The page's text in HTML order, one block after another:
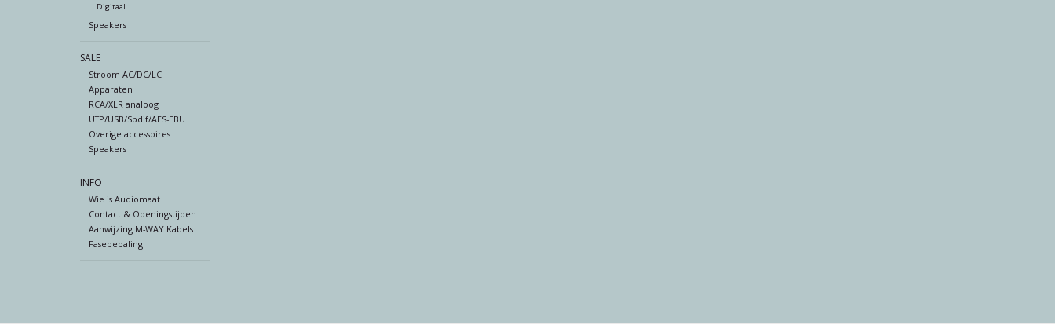
Digitaal
Speakers
SALE
Stroom AC/DC/LC
Apparaten
RCA/XLR analoog
UTP/USB/Spdif/AES-EBU
Overige accessoires
Speakers
INFO
Wie is Audiomaat
Contact & Openingstijden
Aanwijzing M-WAY Kabels
Fasebepaling